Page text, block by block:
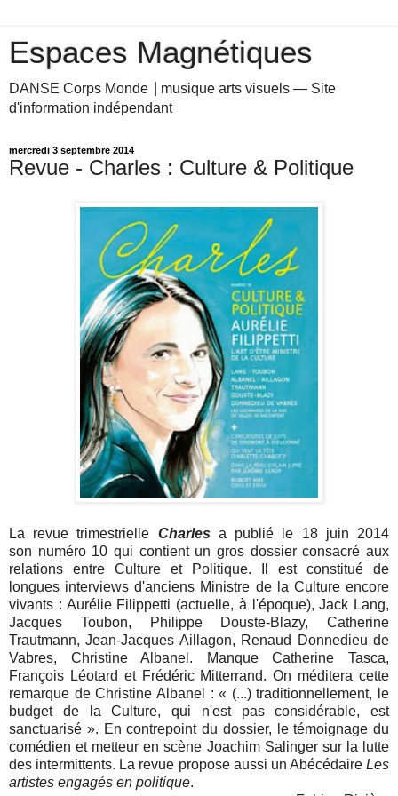
Espaces Magnétiques
DANSE Corps Monde ⎥ musique arts visuels — Site
d'information indépendant
mercredi 3 septembre 2014
Revue - Charles : Culture & Politique
La revue trimestrielle Charlesa publié le 18 juin 2014
son numéro 10 qui contient un gros dossier consacré aux
relations entre Culture et Politique. Il est constitué de
longues interviews d'anciens Ministre de la Culture encore
vivants : Aurélie Filippetti (actuelle, à l'époque), Jack Lang,
Jacques Toubon, Philippe Douste-Blazy, Catherine
Trautmann, Jean-Jacques Aillagon, Renaud Donnedieu de
Vabres, Christine Albanel. Manque Catherine Tasca,
François Léotard et Frédéric Mitterrand. On méditera cette
remarque de Christine Albanel : « (...) traditionnellement, le
budget de la Culture, qui n'est pas considérable, est
sanctuarisé ». En contrepoint du dossier, le témoignage du
comédien et metteur en scène Joachim Salinger sur la lutte
des intermittents. La revue propose aussi un AbécédaireLes
artistes engagés en politique.